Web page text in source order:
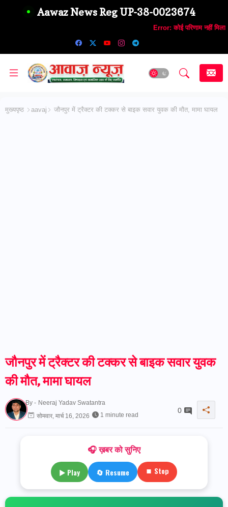
Aawaz News Reg UP-38-0023674
Error: कोई परिणाम नहीं मिला
मुख्यपृष्ठ aavaj जौनपुर में ट्रैक्टर की टक्कर से बाइक सवार युवक की मौत, मामा घायल
जौनपुर में ट्रैक्टर की टक्कर से बाइक सवार युवक
की मौत, मामा घायल
By - Neeraj Yadav Swatantra
सोमवार, मार्च 16, 2026
1 minute read
0
🎧 ख़बर को सुनिए
▶ Play 🔄 Resume ⏹ Stop